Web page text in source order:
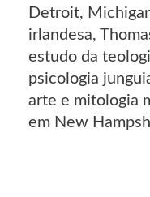
Detroit,
irlandesa,
estudo da
psicologia
arte e mitologia
em New